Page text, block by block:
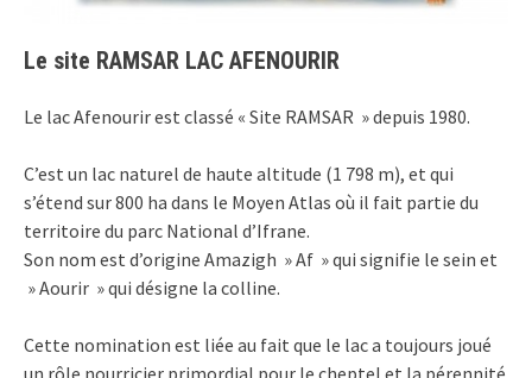
Le site RAMSAR LAC AFENOURIR
Le lac Afenourir est classé « Site RAMSAR » depuis 1980.
C’est un lac naturel de haute altitude (1 798 m), et qui
s’étend sur 800 ha dans le Moyen Atlas où il fait partie du
territoire du parc National d’Ifrane.
Son nom est d’origine Amazigh » Af » qui signifie le sein et
» Aourir » qui désigne la colline.
Cette nomination est liée au fait que le lac a toujours joué
un rôle nourricier primordial pour le cheptel et la pérennité